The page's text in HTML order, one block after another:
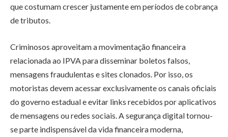
que costumam crescer justamente em períodos de cobrança
de tributos.
Criminosos aproveitam a movimentação financeira
relacionada ao IPVA para disseminar boletos falsos,
mensagens fraudulentas e sites clonados. Por isso, os
motoristas devem acessar exclusivamente os canais oficiais
do governo estadual e evitar links recebidos por aplicativos
de mensagens ou redes sociais. A segurança digital tornou-
se parte indispensável da vida financeira moderna,